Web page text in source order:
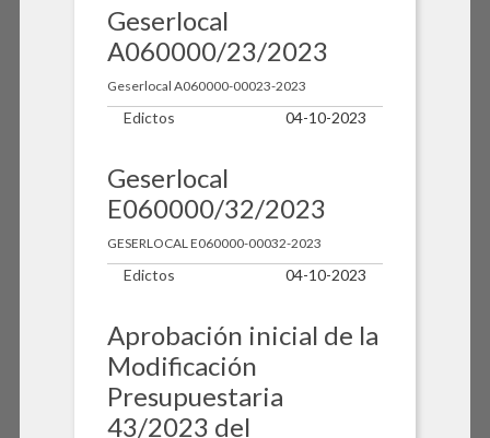
Geserlocal
A060000/23/2023
Geserlocal A060000-00023-2023
Edictos 04-10-2023
Geserlocal
E060000/32/2023
GESERLOCAL E060000-00032-2023
Edictos 04-10-2023
Aprobación inicial de la
Modificación
Presupuestaria
43/2023 del